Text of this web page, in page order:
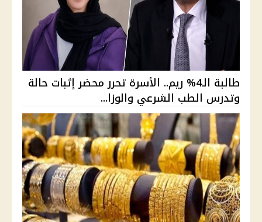
طالبة الـ4% ريم.. الأسرة تحرر محضر إثبات حالة
وتدرس الطب الشرعي والوزا...